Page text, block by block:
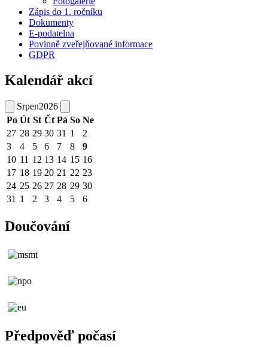
Zápis do 1. ročníku
Dokumenty
E-podatelna
Povinně zveřejňované informace
GDPR
Kalendář akcí
Srpen2026
Po Út St Čt Pá So Ne
27 28 29 30 31 1
2
3
4 5 6 7 8
9
10 11 12 13 14 15 16
17 18 19 20 21 22 23
24 25 26 27 28 29 30
31 1 2 3 4 5 6
Doučování
Předpověď počasí